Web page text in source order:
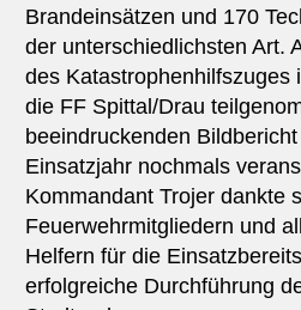
Brandeinsätzen und 170
der unterschiedlichsten Art.
des Katastrophenhilfszuges
die FF Spittal/Drau
beeindruckenden
Einsatzjahr nochmals
Kommandant Trojer dankte
Feuerwehrmitgliedern und
Helfern für die
erfolgreiche Durchführung